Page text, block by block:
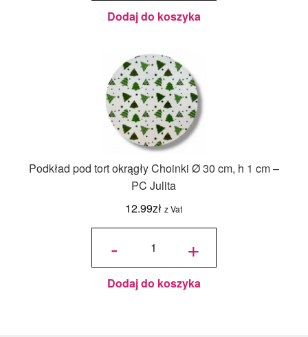
Dodaj do koszyka
Podkład pod tort okrągły Choinki Ø 30 cm, h 1 cm –
PC Julita
12.99zł z Vat
-
ilość
okrągły
Choinki
Ø 30
cm, h 1
cm - PC
+
Dodaj do koszyka